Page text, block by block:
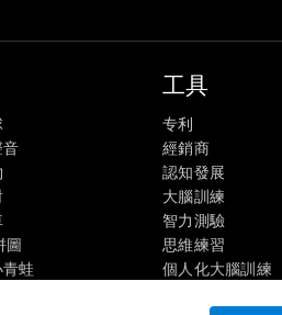
音
圖
蛙
工具
专利
經銷商
認知發展
大腦訓練
智力測驗
思維練習
個人化大腦訓練